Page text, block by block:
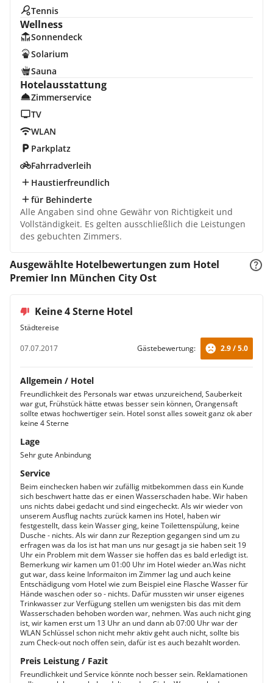
Tennis
Wellness
Sonnendeck
Solarium
Sauna
Hotelausstattung
Zimmerservice
TV
WLAN
Parkplatz
Fahrradverleih
Haustierfreundlich
für Behinderte
Alle Angaben sind ohne Gewähr von Richtigkeit und
Vollständigkeit. Es gelten ausschließlich die Leistungen
des gebuchten Zimmers.
Ausgewählte Hotelbewertungen zum Hotel
Premier Inn München City Ost
Keine 4 Sterne Hotel
Städtereise
07.07.2017
Gästebewertung: 2.9 / 5.0
Allgemein / Hotel
Freundlichkeit des Personals war etwas unzureichend, Sauberkeit
war gut, Frühstück hätte etwas besser sein können, Orangensaft
sollte etwas hochwertiger sein. Hotel sonst alles soweit ganz ok aber
keine 4 Sterne
Lage
Sehr gute Anbindung
Service
Beim einchecken haben wir zufällig mitbekommen dass ein Kunde
sich beschwert hatte das er einen Wasserschaden habe. Wir haben
uns nichts dabei gedacht und sind eingecheckt. Als wir wieder von
unserem Ausflug nachts zurück kamen ins Hotel, haben wir
festgestellt, dass kein Wasser ging, keine Toilettenspülung, keine
Dusche - nichts. Als wir dann zur Rezeption gegangen sind um zu
erfragen was da los ist hat man uns nur gesagt ja sie haben seit 19
Uhr ein Problem mit dem Wasser sie hoffen das es bald erledigt ist.
Bemerkung wir kamen um 01:00 Uhr im Hotel wieder an.Was nicht
gut war, dass keine Informaiton im Zimmer lag und auch keine
Entschädigung vom Hotel wie zum Beispiel eine Flasche Wasser für
Hände waschen oder so - nichts. Dafür mussten wir unser eigenes
Trinkwasser zur Verfügung stellen um wenigsten bis das mit dem
Wasserschaden behoben worden war, nehmen. Was auch nicht ging
ist, wir kamen erst um 13 Uhr an und dann ab 07:00 Uhr war der
WLAN Schlüssel schon nicht mehr aktiv geht auch nicht, sollte bis
zum Check-out noch offen sein, dafür ist es auch bezahlt worden.
Preis Leistung / Fazit
Freundlichkeit und Service könnte noch besser sein. Reklamationen